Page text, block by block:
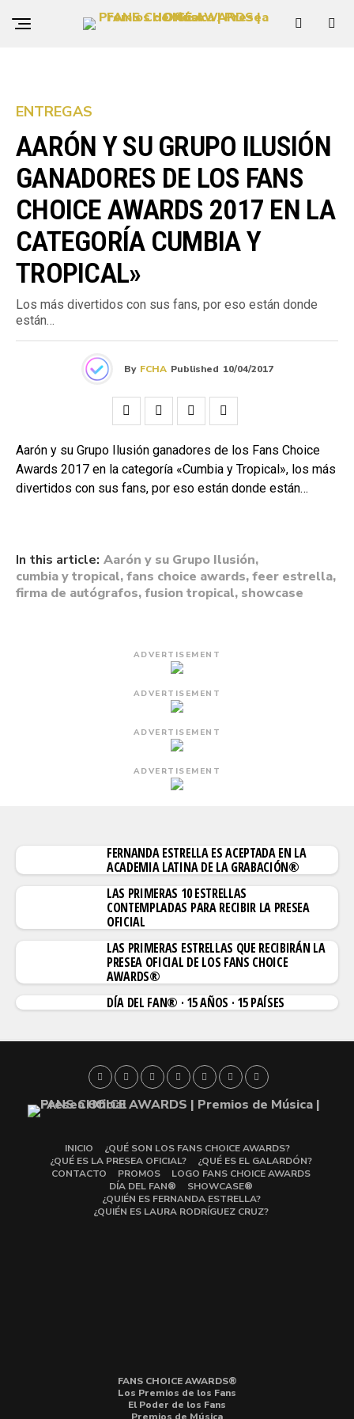
ENTREGAS
AARÓN Y SU GRUPO ILUSIÓN
GANADORES DE LOS FANS
CHOICE AWARDS 2017 EN LA
CATEGORÍA CUMBIA Y
TROPICAL»
Los más divertidos con sus fans, por eso están donde
están…
By FCHA Published 10/04/2017
Aarón y su Grupo Ilusión ganadores de los Fans Choice
Awards 2017 en la categoría «Cumbia y Tropical», los más
divertidos con sus fans, por eso están donde están…
In this article: Aarón y su Grupo Ilusión,
cumbia y tropical,fans choice awards,feer estrella,
firma de autógrafos,fusion tropical, showcase
ADVERTISEMENT
ADVERTISEMENT
ADVERTISEMENT
ADVERTISEMENT
FERNANDA ESTRELLA ES ACEPTADA EN LA
ACADEMIA LATINA DE LA GRABACIÓN®
LAS PRIMERAS 10 ESTRELLAS
CONTEMPLADAS PARA RECIBIR LA PRESEA
OFICIAL
LAS PRIMERAS ESTRELLAS QUE RECIBIRÁN LA
PRESEA OFICIAL DE LOS FANS CHOICE
AWARDS®
DÍA DEL FAN® · 15 AÑOS · 15 PAÍSES
INICIO
¿QUÉ SON LOS FANS CHOICE AWARDS?
¿QUÉ ES LA PRESEA OFICIAL?
¿QUÉ ES EL GALARDÓN?
CONTACTO
PROMOS
LOGO FANS CHOICE AWARDS
DÍA DEL FAN®
SHOWCASE®
¿QUIÉN ES FERNANDA ESTRELLA?
¿QUIÉN ES LAURA RODRÍGUEZ CRUZ?
FANS CHOICE AWARDS®
Los Premios de los Fans
El Poder de los Fans